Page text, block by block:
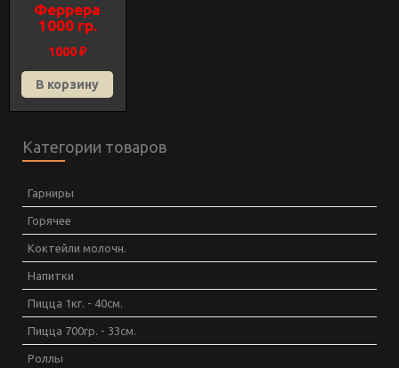
Феррера
1000 гр.
1000₽
В корзину
Категории товаров
Гарниры
Горячее
Коктейли молочн.
Напитки
Пицца 1кг. - 40см.
Пицца 700гр. - 33см.
Роллы